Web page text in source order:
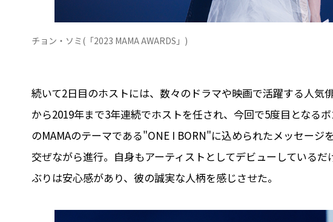
チョン・ソミ(「2023 MAMA AWARDS」)
続いて2日目のホストには、数々のドラマや映画で活躍する人気
から2019年まで3年連続でホストを任され、今回で5度目となる
のMAMAのテーマである"ONE I BORN"に込められたメッセージ
交ぜながら進行。自身もアーティストとしてデビューしている
ぶりは安心感があり、彼の誠実な人柄を感じさせた。